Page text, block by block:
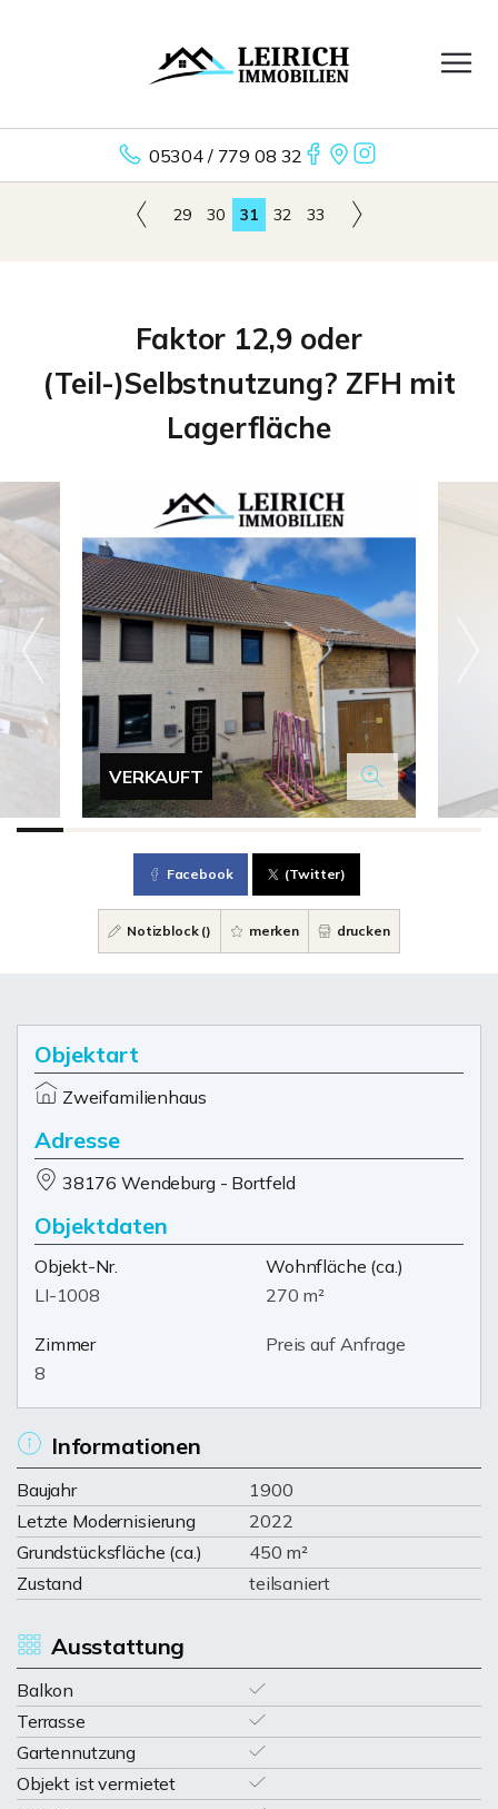
05304 / 779 08 32
29 30 31 32 33
Faktor 12,9 oder
(Teil-)Selbstnutzung? ZFH mit
Lagerfläche
VERKAUFT
Facebook (Twitter)
Notizblock () merken drucken
Objektart
Zweifamilienhaus
Adresse
38176 Wendeburg - Bortfeld
Objektdaten
Objekt-Nr.
LI-1008
Wohnfläche (ca.)
270 m²
Zimmer
8
Preis auf Anfrage
Informationen
Baujahr
1900
Letzte Modernisierung
2022
Grundstücksfläche (ca.)
450 m²
Zustand
teilsaniert
Ausstattung
Balkon
Terrasse
Gartennutzung
Objekt ist vermietet